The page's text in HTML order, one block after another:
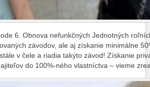
6. Obnova nefunkčných Jednotných
závodov, ale aj získanie minimálne
v čele a riadia takýto závod! Získanie
do 100%-ného vlastníctva – vieme